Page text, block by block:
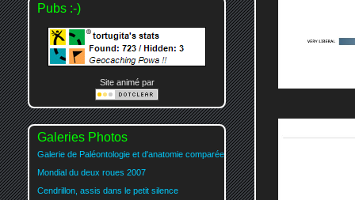
Pubs :-)
Site animé par
Galeries Photos
Galerie de Paléontologie et d'anatomie comparée
Mondial du deux roues 2007
Cendrillon, assis dans le petit silence